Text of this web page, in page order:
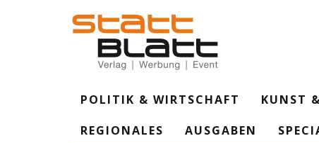
POLITIK & WIRTSCHAFT KUNST
REGIONALES
AUSGABEN